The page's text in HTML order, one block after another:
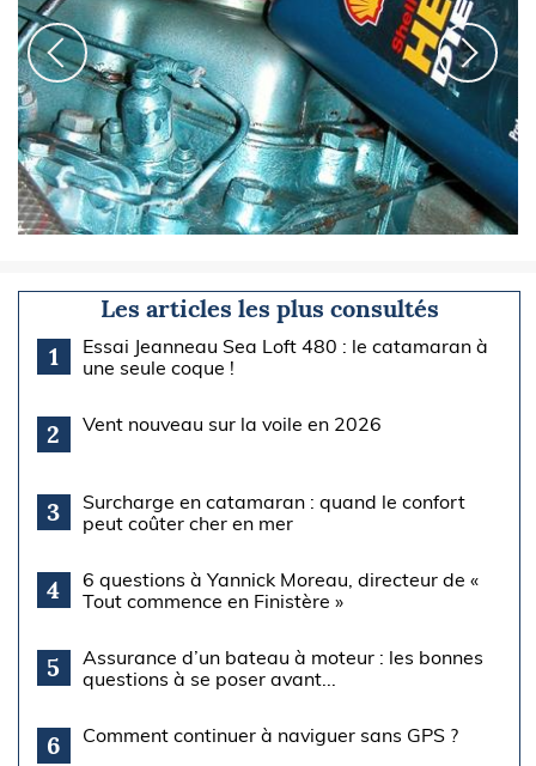
Les articles les plus consultés
1
Essai Jeanneau Sea Loft 480 : le catamaran à
une seule coque !
2 Vent nouveau sur la voile en 2026
3
Surcharge en catamaran : quand le confort
peut coûter cher en mer
4
6 questions à Yannick Moreau, directeur de «
Tout commence en Finistère »
5
Assurance d’un bateau à moteur : les bonnes
questions à se poser avant...
6 Comment continuer à naviguer sans GPS ?